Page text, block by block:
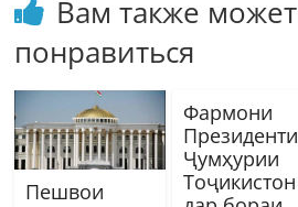
Вам также может
понравиться
Пешвои
Фармони
Президенти
Ҷумҳурии
Тоҷикистон